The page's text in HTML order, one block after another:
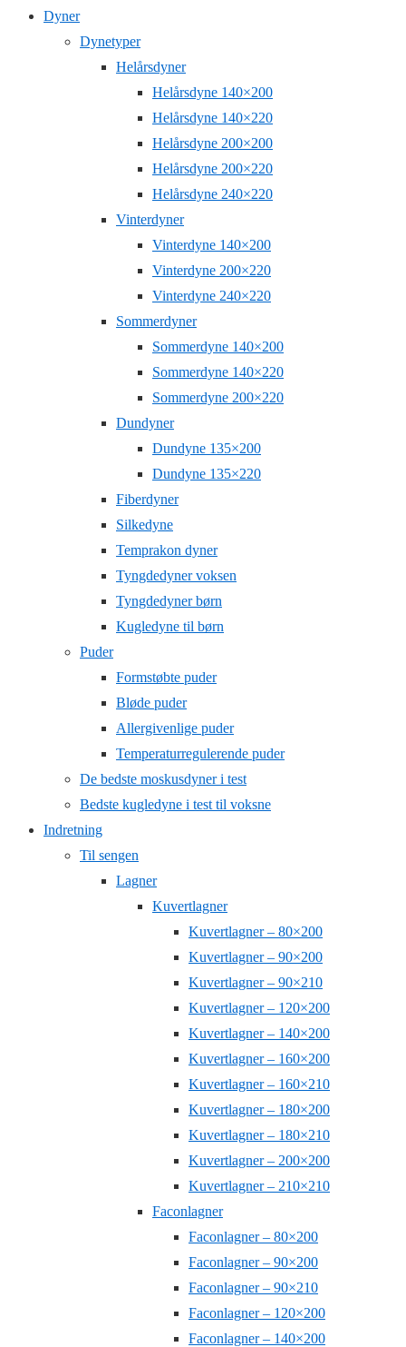
Dyner
Dynetyper
Helårsdyner
Helårsdyne 140×200
Helårsdyne 140×220
Helårsdyne 200×200
Helårsdyne 200×220
Helårsdyne 240×220
Vinterdyner
Vinterdyne 140×200
Vinterdyne 200×220
Vinterdyne 240×220
Sommerdyner
Sommerdyne 140×200
Sommerdyne 140×220
Sommerdyne 200×220
Dundyner
Dundyne 135×200
Dundyne 135×220
Fiberdyner
Silkedyne
Temprakon dyner
Tyngdedyner voksen
Tyngdedyner børn
Kugledyne til børn
Puder
Formstøbte puder
Bløde puder
Allergivenlige puder
Temperaturregulerende puder
De bedste moskusdyner i test
Bedste kugledyne i test til voksne
Indretning
Til sengen
Lagner
Kuvertlagner
Kuvertlagner – 80×200
Kuvertlagner – 90×200
Kuvertlagner – 90×210
Kuvertlagner – 120×200
Kuvertlagner – 140×200
Kuvertlagner – 160×200
Kuvertlagner – 160×210
Kuvertlagner – 180×200
Kuvertlagner – 180×210
Kuvertlagner – 200×200
Kuvertlagner – 210×210
Faconlagner
Faconlagner – 80×200
Faconlagner – 90×200
Faconlagner – 90×210
Faconlagner – 120×200
Faconlagner – 140×200